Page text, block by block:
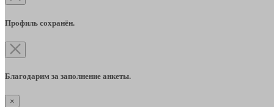
Профиль сохранён.
Благодарим за заполнение анкеты.
×